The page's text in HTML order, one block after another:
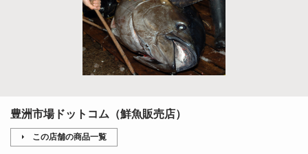
豊洲市場ドットコム（鮮魚販売店）
この店舗の商品一覧